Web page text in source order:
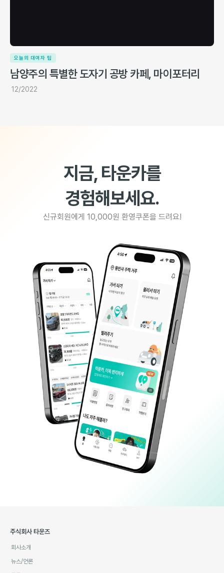
오늘의 대여자 팁
남양주의 특별한 도자기 공방 카페, 마이포터리
12/2022
지금, 타운카를
경험해보세요.
신규회원에게 10,000원 환영쿠폰을 드려요!
주식회사 타운즈
회사소개
뉴스/언론